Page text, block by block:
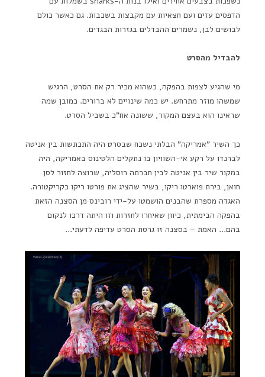
הדפסים עזים ועם חצאיות עם מקבצות בשכבות. גם כאשר כולם
לבושים לבן, נשמרים ההבדלים בגזרות הבגדים.
להבדיל מהסרט
מי שהגיע לצפות בהפקה, כשהוא מכיר רק את הסרט, הרגיש
שמשהו מוזר מתרחש. יש כמה שינויים לא ברורים. כמובן שמה
שראינו הוא בעצם המקור, ששונה אח"כ בשביל הסרט.
כך השיר "אמריקה" הבלתי נשכח שבסרט היה התכתשות בין אניטה
לברנדו על רקע אי-השוויון בו נתקלים הלטינוס באמריקה, היה
במקור שיר בין אניטה לבין חברתה רוסליה, שרוצה לחזור לסן
חואן, בירת פוארטו ריקו, בשיר שהציג את פורטו ריקו כקריקטורה.
האגדה מספרת שהבנים הושמטו על-ידי רובינס מן הסצנה הזאת
בהפקה הבימתית, כיוון שאיחרו לחזרות וזו היתה דרכו לנקום
בהם… האמת – בסצנה זו גרסת הסרט עדיפה לדעתי…